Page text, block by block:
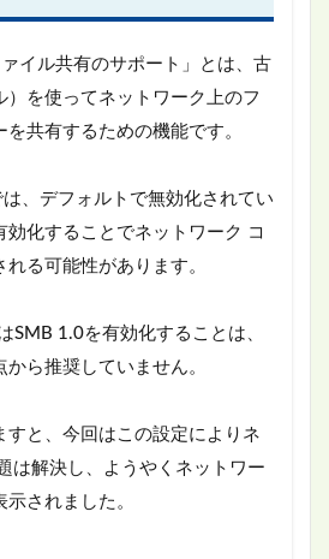
ァイル共有のサポート」とは、古
）を使ってネットワーク上のフ
を共有するための機能です。
、デフォルトで無効化されてい
効化することでネットワーク コ
る可能性があります。
SMB 1.0を有効化することは、
ら推奨していません。
すと、今回はこの設定によりネ
は解決し、ようやくネットワー
されました。